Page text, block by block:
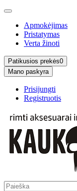
Apmokėjimas
Pristatymas
Verta žinoti
Patikusios prekės0
Mano paskyra
Prisijungti
Registruotis